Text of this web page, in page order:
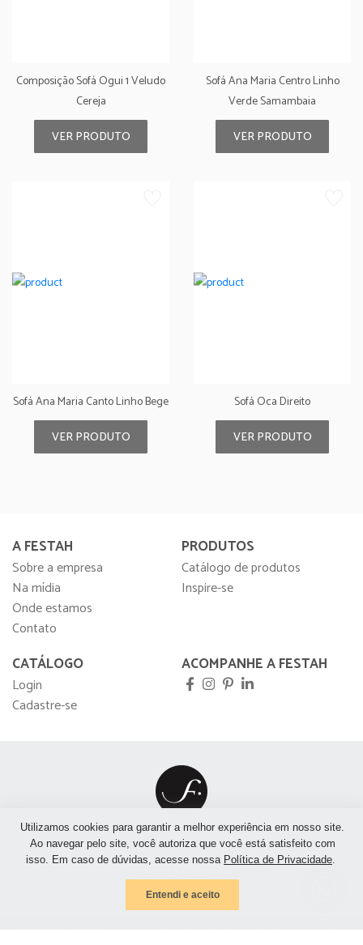
Composição Sofá Ogui 1 Veludo
Cereja
VER PRODUTO
Sofá Ana Maria Centro Linho
Verde Samambaia
VER PRODUTO
Sofá Ana Maria Canto Linho Bege
VER PRODUTO
Sofá Oca Direito
VER PRODUTO
Utilizamos cookies para garantir a melhor experiência em nosso site.
Ao navegar pelo site, você autoriza que você está satisfeito com
isso. Em caso de dúvidas, acesse nossa Política de Privacidade.
Entendi e aceito
A FESTAH
Sobre a empresa
Na mídia
Onde estamos
Contato
PRODUTOS
Catálogo de produtos
Inspire-se
CATÁLOGO
Login
Cadastre-se
ACOMPANHE A FESTAH
São Paulo São José do Rio Preto
Rio de Janeiro
Brasília
Sem preferência